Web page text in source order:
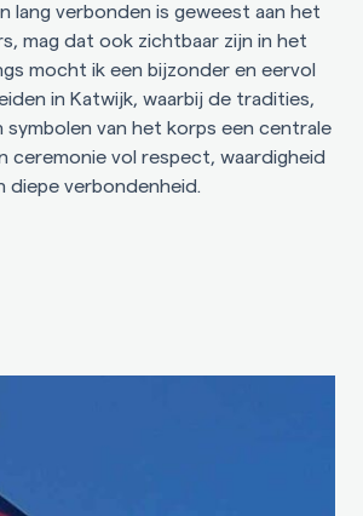
lang verbonden is geweest aan het
mag dat ook zichtbaar zijn in het
mocht ik een bijzonder en eervol
in Katwijk, waarbij de tradities,
symbolen van het korps een centrale
ceremonie vol respect, waardigheid
diepe verbondenheid.